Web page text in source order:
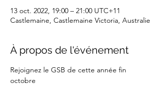
13 oct. 2022, 19:00 – 21:00 UTC+11
Castlemaine, Castlemaine Victoria, Australie
À propos de l'événement
Rejoignez le GSB de cette année fin
octobre